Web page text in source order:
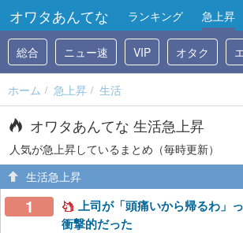
オワタあんてな ランキング 急上昇
総合 ニュー速 VIP オタク
ホーム 急上昇 生活
オワタあんてな 生活急上昇
人気が急上昇しているまとめ（毎時更新）
生活急上昇
1
上司が「頭痛いから帰るわ」
衝撃的だった